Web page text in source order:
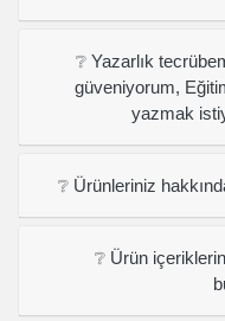
❔ Yazarlık tecrübem var ve sorularımın kalitesine
güveniyorum,
❔
❔ Ürün içeriklerinizle ilgili nasıl geri bildirimde